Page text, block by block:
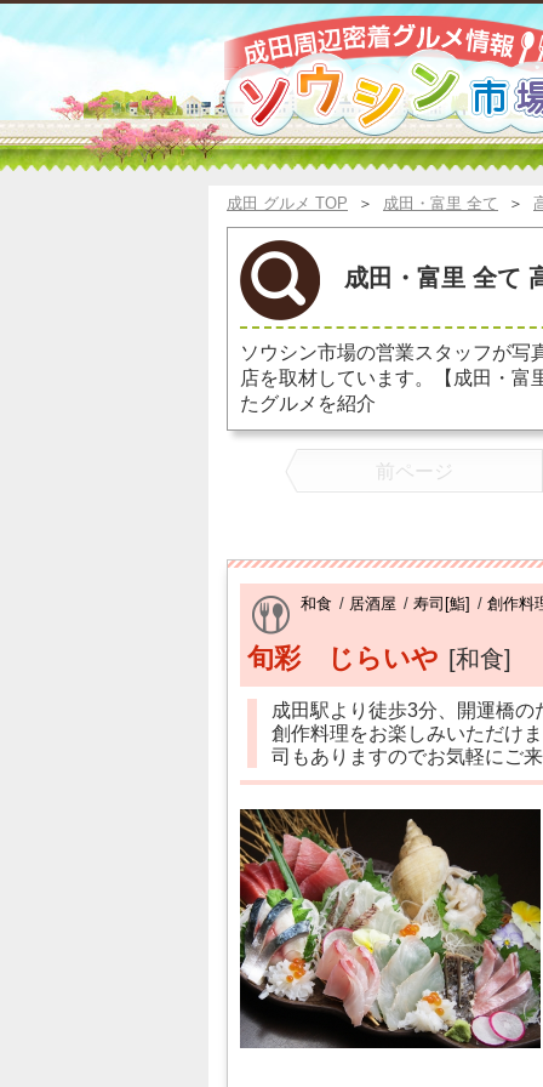
成田 グルメ TOP ＞ 成田・富里 全て ＞
成田・富里 全て
ソウシン市場の営業スタッフが写
店を取材しています。【成田・富
たグルメを紹介
前ページ
和食 / 居酒屋 / 寿司[鮨] / 創作料
旬彩 じらいや [和食]
成田駅より徒歩3分、開運橋
創作料理をお楽しみいただけ
司もありますのでお気軽にご